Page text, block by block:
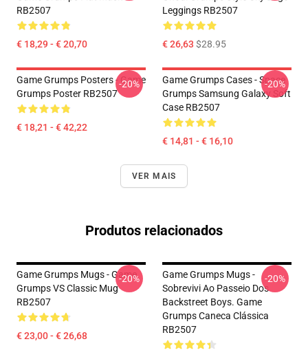
RB2507
€ 18,29 - € 20,70
Leggings RB2507
€ 26,63 $28.95
Game Grumps Posters - Game
Grumps Poster RB2507
€ 18,21 - € 42,22
-20%
Game Grumps Cases - Space
Grumps Samsung Galaxy Soft
Case RB2507
€ 14,81 - € 16,10
-20%
VER MAIS
Produtos relacionados
Game Grumps Mugs - Game
Grumps VS Classic Mug
RB2507
€ 23,00 - € 26,68
-20%
Game Grumps Mugs -
Sobrevivi Ao Passeio Dos
Backstreet Boys. Game
Grumps Caneca Clássica
RB2507
-20%